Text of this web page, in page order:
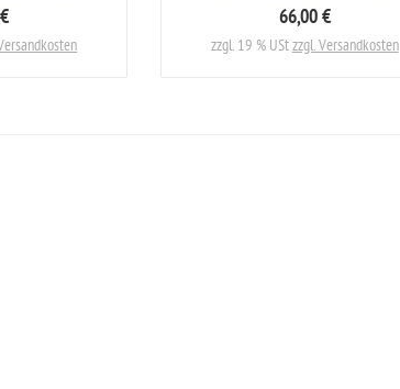
66,00 €
zzgl. 19 % UStzzgl. Versandkosten